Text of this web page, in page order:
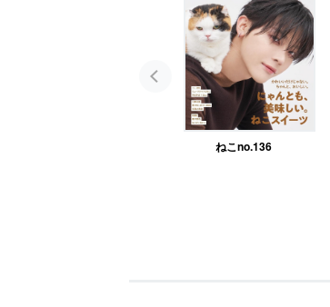
ねこno.136